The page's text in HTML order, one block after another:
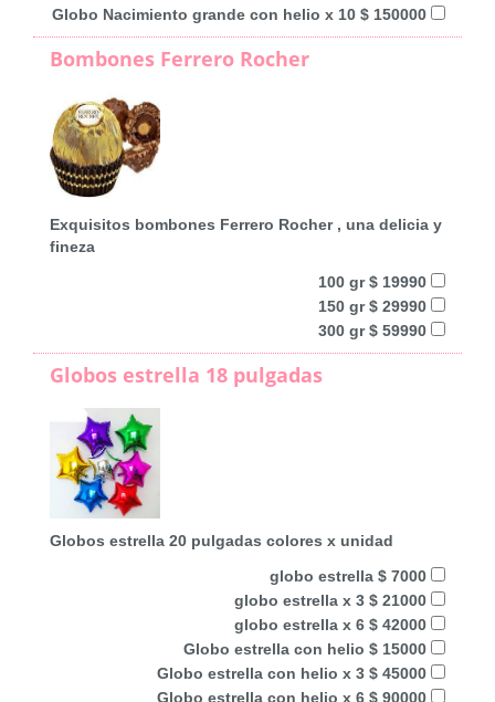
Globo Nacimiento grande con helio x 10 $ 150000
Bombones Ferrero Rocher
Exquisitos bombones Ferrero Rocher , una delicia y
fineza
100 gr $ 19990
150 gr $ 29990
300 gr $ 59990
Globos estrella 18 pulgadas
Globos estrella 20 pulgadas colores x unidad
globo estrella $ 7000
globo estrella x 3 $ 21000
globo estrella x 6 $ 42000
Globo estrella con helio $ 15000
Globo estrella con helio x 3 $ 45000
Globo estrella con helio x 6 $ 90000